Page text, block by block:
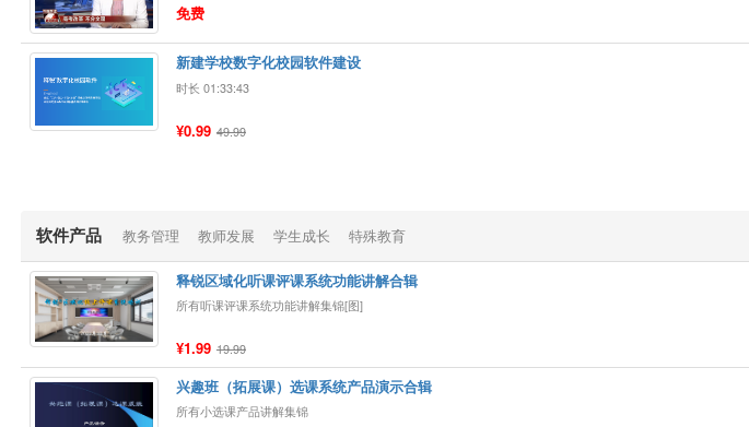
免费
新建学校数字化校园软件建设
时长 01:33:43
¥0.99 49.99
软件产品 教务管理 教师发展 学生成长 特殊教育
释锐区域化听课评课系统功能讲解合辑
所有听课评课系统功能讲解集锦[图]
¥1.99 19.99
兴趣班（拓展课）选课系统产品演示合辑
所有小选课产品讲解集锦